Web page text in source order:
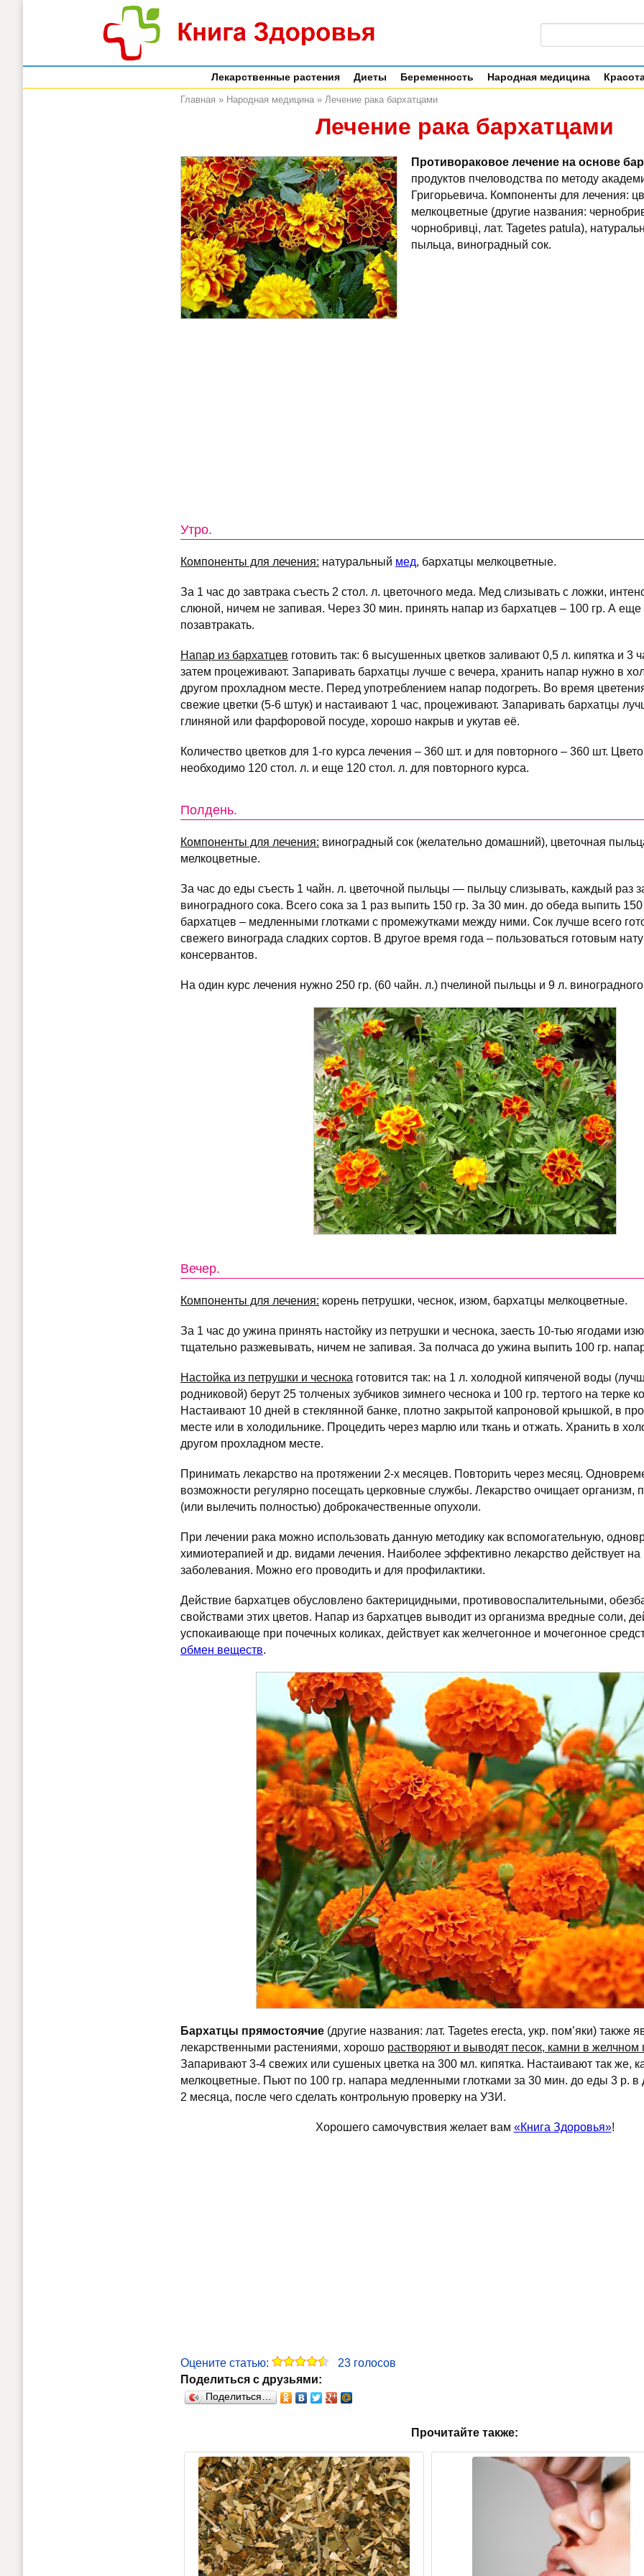
Лекарственные растения Диеты Беременность Народная медицина
Главная » Народная медицина » Лечение рака бархатцами
Лечение рака бархатцами
Противораковое лечение на основе
продуктов пчеловодства по методу
Григорьевича. Компоненты для лечения:
мелкоцветные (другие названия:
чорнобривці, лат. Tagetes patula),
пыльца, виноградный сок.
Утро.
Компоненты для лечения: натуральный мед, бархатцы мелкоцветные.
За 1 час до завтрака съесть 2 стол. л. цветочного меда. Мед слизывать с ложки,
слюной, ничем не запивая. Через 30 мин. принять напар из бархатцев – 100 гр. А еще
позавтракать.
Напар из бархатцев готовить так: 6 высушенных цветков заливают 0,5 л. кипятка и 3
затем процеживают. Запаривать бархатцы лучше с вечера, хранить напар нужно в
другом прохладном месте. Перед употреблением напар подогреть. Во время
свежие цветки (5-6 штук) и настаивают 1 час, процеживают. Запаривать бархатцы
глиняной или фарфоровой посуде, хорошо накрыв и укутав её.
Количество цветков для 1-го курса лечения – 360 шт. и для повторного – 360 шт.
необходимо 120 стол. л. и еще 120 стол. л. для повторного курса.
Полдень.
Компоненты для лечения: виноградный сок (желательно домашний), цветочная
мелкоцветные.
За час до еды съесть 1 чайн. л. цветочной пыльцы — пыльцу слизывать, каждый раз
виноградного сока. Всего сока за 1 раз выпить 150 гр. За 30 мин. до обеда выпить
бархатцев – медленными глотками с промежутками между ними. Сок лучше всего
свежего винограда сладких сортов. В другое время года – пользоваться готовым
консервантов.
На один курс лечения нужно 250 гр. (60 чайн. л.) пчелиной пыльцы и 9 л. виноградного
Вечер.
Компоненты для лечения: корень петрушки, чеснок, изюм, бархатцы мелкоцветные.
За 1 час до ужина принять настойку из петрушки и чеснока, заесть 10-тью ягодами
тщательно разжевывать, ничем не запивая. За полчаса до ужина выпить 100 гр.
Настойка из петрушки и чеснока готовится так: на 1 л. холодной кипяченой воды
родниковой) берут 25 толченых зубчиков зимнего чеснока и 100 гр. тертого на терке
Настаивают 10 дней в стеклянной банке, плотно закрытой капроновой крышкой, в
месте или в холодильнике. Процедить через марлю или ткань и отжать. Хранить в
другом прохладном месте.
Принимать лекарство на протяжении 2-х месяцев. Повторить через месяц.
возможности регулярно посещать церковные службы. Лекарство очищает организм,
(или вылечить полностью) доброкачественные опухоли.
При лечении рака можно использовать данную методику как вспомогательную,
химиотерапией и др. видами лечения. Наиболее эффективно лекарство действует на
заболевания. Можно его проводить и для профилактики.
Действие бархатцев обусловлено бактерицидными, противовоспалительными,
свойствами этих цветов. Напар из бархатцев выводит из организма вредные соли,
успокаивающе при почечных коликах, действует как желчегонное и мочегонное
обмен веществ.
Бархатцы прямостоячие (другие названия: лат. Tagetes erecta, укр. пом’яки) также
лекарственными растениями, хорошо растворяют и выводят песок, камни в желчном
Запаривают 3-4 свежих или сушеных цветка на 300 мл. кипятка. Настаивают так же,
мелкоцветные. Пьют по 100 гр. напара медленными глотками за 30 мин. до еды 3 р. в
2 месяца, после чего сделать контрольную проверку на УЗИ.
Хорошего самочувствия желает вам «Книга Здоровья»!
Оцените статью: 23 голосов
Поделиться с друзьями:
Поделиться…
Прочитайте также: